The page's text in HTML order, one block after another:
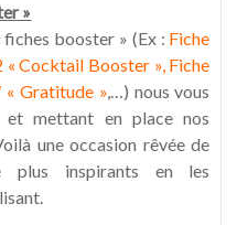
»
fiches booster » (Ex : Fiche
« Cocktail Booster », Fiche
« Gratitude »,…) nous vous
et mettant en place nos
une occasion rêvée de
plus inspirants en les